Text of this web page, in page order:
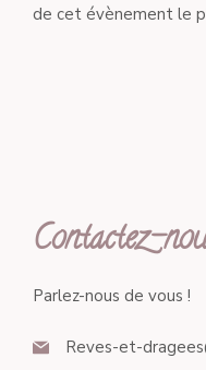
de cet évènement le
Contactez-
Parlez-nous de vous !
Reves-et-